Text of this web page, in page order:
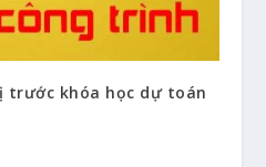
trước khóa học dự toán